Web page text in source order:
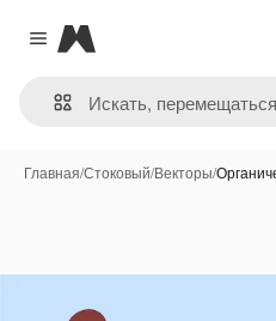
Close menu
Magnific
Главная/Стоковый/Векторы/